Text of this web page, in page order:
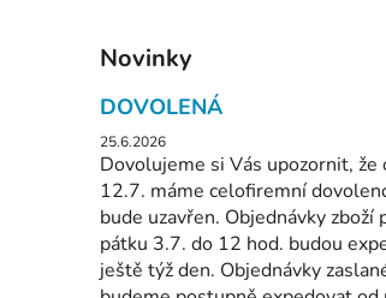
Novinky
DOVOLENÁ
25.6.2026
Dovolujeme si Vás upozornit, že
12.7. máme celofiremní
bude uzavřen. Objednávky zboží
pátku 3.7. do 12 hod. budou
ještě týž den. Objednávky